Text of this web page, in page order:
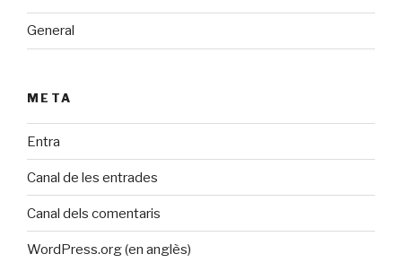
General
META
Entra
Canal de les entrades
Canal dels comentaris
WordPress.org (en anglès)